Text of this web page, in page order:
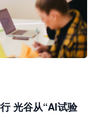
光谷从“AI试验